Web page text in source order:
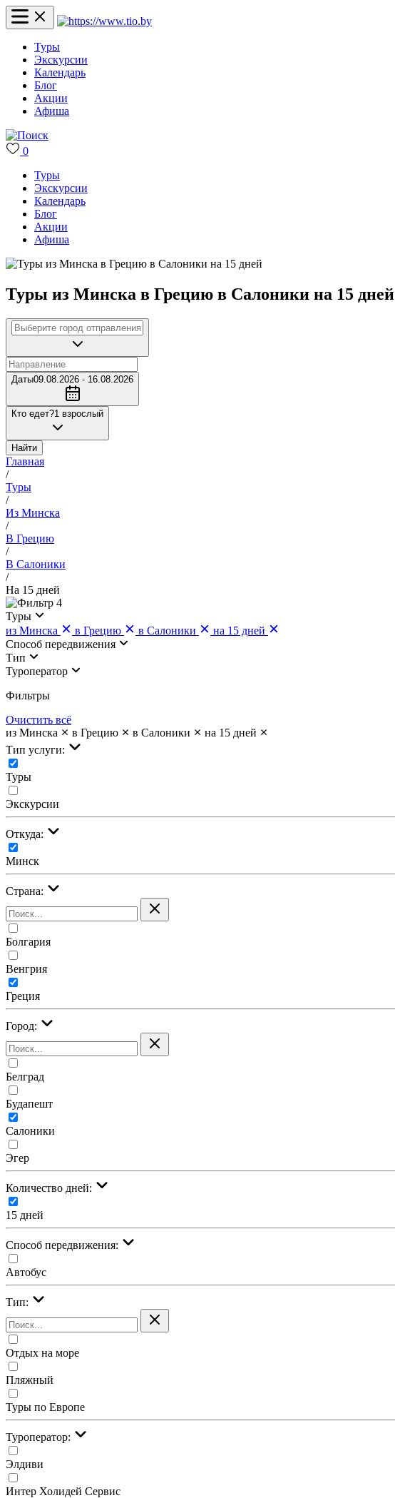
Туры
Экскурсии
Календарь
Блог
Акции
Афиша
0
Туры
Экскурсии
Календарь
Блог
Акции
Афиша
Туры из Минска в Грецию в Салоники на 15 дней
Даты09.08.2026 - 16.08.2026
Кто едет?1 взрослый
Найти
Главная
/
Туры
/
Из Минска
/
В Грецию
/
В Салоники
/
На 15 дней
4
Туры
из Минска
в Грецию в Салоники
на 15 дней
Cпособ передвижения
Тип
Туроператор
Фильтры
Очистить всё
из Минска
в Грецию в Салоники
на 15 дней
Тип услуги:
Туры
Экскурсии
Откуда:
Минск
Страна:
Болгария
Венгрия
Греция
Город:
Белград
Будапешт
Салоники
Эгер
Количество дней:
15 дней
Cпособ передвижения:
Автобус
Тип:
Отдых на море
Пляжный
Туры по Европе
Туроператор:
Элдиви
Интер Холидей Сервис